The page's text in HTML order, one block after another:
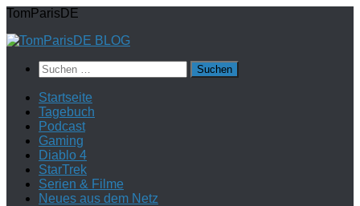
Zum
springen
TomParisDE
Suchen
nach:
Startseite
Tagebuch
Podcast
Gaming
Diablo 4
StarTrek
Serien & Filme
Neues aus dem Netz